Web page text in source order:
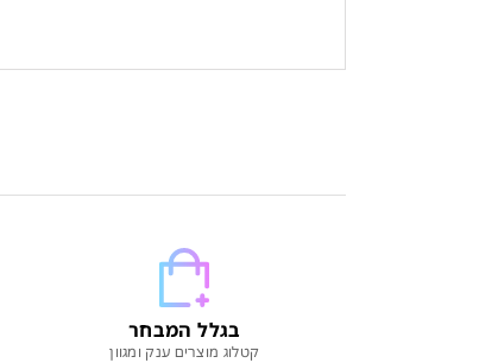
בגלל המבחר
קטלוג מוצרים ענק ומגוון